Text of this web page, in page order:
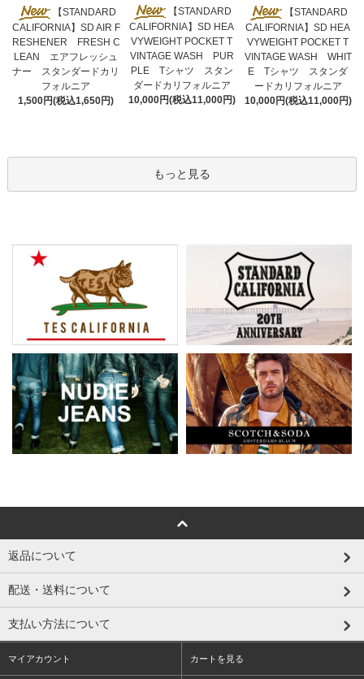
【STANDARD
CALIFORNIA】SD AIR F
RESHENER FRESH C
LEAN エアフレッシュ
ナー スタンダードカリ
フォルニア
1,500円(税込1,650円)
【STANDARD
CALIFORNIA】SD HEA
VYWEIGHT POCKET T
VINTAGE WASH PUR
PLE Tシャツ スタン
ダードカリフォルニア
10,000円(税込11,000円)
【STANDARD
CALIFORNIA】SD HEA
VYWEIGHT POCKET T
VINTAGE WASH WHIT
E Tシャツ スタンダ
ードカリフォルニア
10,000円(税込11,000円)
もっと見る
返品について
配送・送料について
支払い方法について
マイアカウント カートを見る